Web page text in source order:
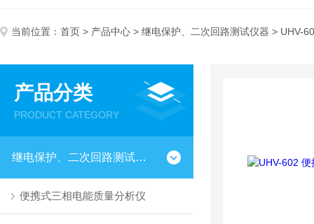
当前位置： 首页 > 产品中心 > 继电保护、二次回路测试仪器 > UHV-
产品分类
PRODUCT CATEGORY
继电保护、二次回路测试仪器
便携式三相电能质量分析仪